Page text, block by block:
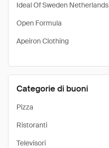
Ideal Of Sweden Netherlands
Open Formula
Apeiron Clothing
Categorie di buoni
Pizza
Ristoranti
Televisori